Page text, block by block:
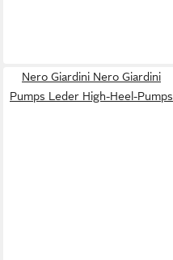
Nero Giardini Nero Giardini
Pumps Leder High-Heel-Pumps